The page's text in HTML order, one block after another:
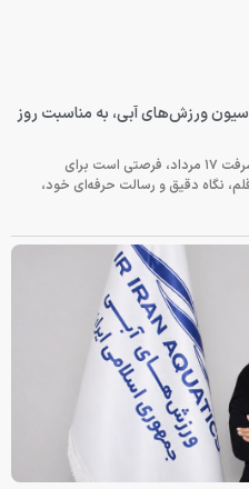
ورزش‌های آبی، به مناسبت روز
خبرنگاران؛ راویان آب، روایتگران تلاش و پیشرفت ۱۷ مرداد، فرصتی است برای
نگاه دقیق و رسالت حرفه‌ای خود،